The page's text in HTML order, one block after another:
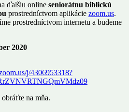
ďalšiu online seniorátnu biblickú
prostredníctvom aplikácie zoom.us.
prostredníctvom internetu a budeme
2020
j/4306953318?
na mňa.